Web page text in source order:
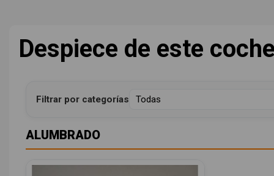
Despiece de este
Filtrar por categorías
ALUMBRADO